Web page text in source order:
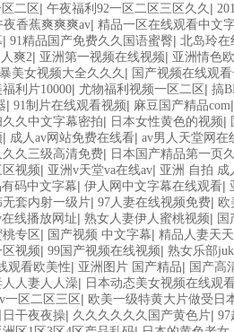
二区| 午夜福利92一区二区三区久久 |
夜香蕉爽爽爽av| 精品一区在线观看中文
| 91精品国产免费久久国语蜜臀| 北岛玲在
爽2| 亚洲第一视频在线视频| 亚洲情色
美女视频大全久久久 | 国产视频在线观
福利片10000| 尤物福利视频一区二区 | 搞
| 91制片在线观看视频| 麻豆国产精品com
久久中文字幕密拍| 日本女性黄色的视频|
| 成人av网站免费在线看| av男人天堂网在
久久三级高清免费| 日本国产精品第一页
视频| 亚洲v天堂va在线av| 亚洲 自拍 成
码中文字幕| 伊人网中文字幕在线观看|
无套内射一级片| 97人妻在线视频免费|
线播放网址| 熟女人妻伊人蜜桃视频|
专区 | 国产视频 中文字幕| 精品人妻天
视频| 99国产视频在线视频| 熟女乐部
观看欧美性| 亚洲图片 国产精品| 国产高
人人妻人人澡| 日本动态美女视频在线观
一区二区三区 | 欧美一级特黄大片做受日
日干夜夜操| 久久久久久久国产黄色片| 97